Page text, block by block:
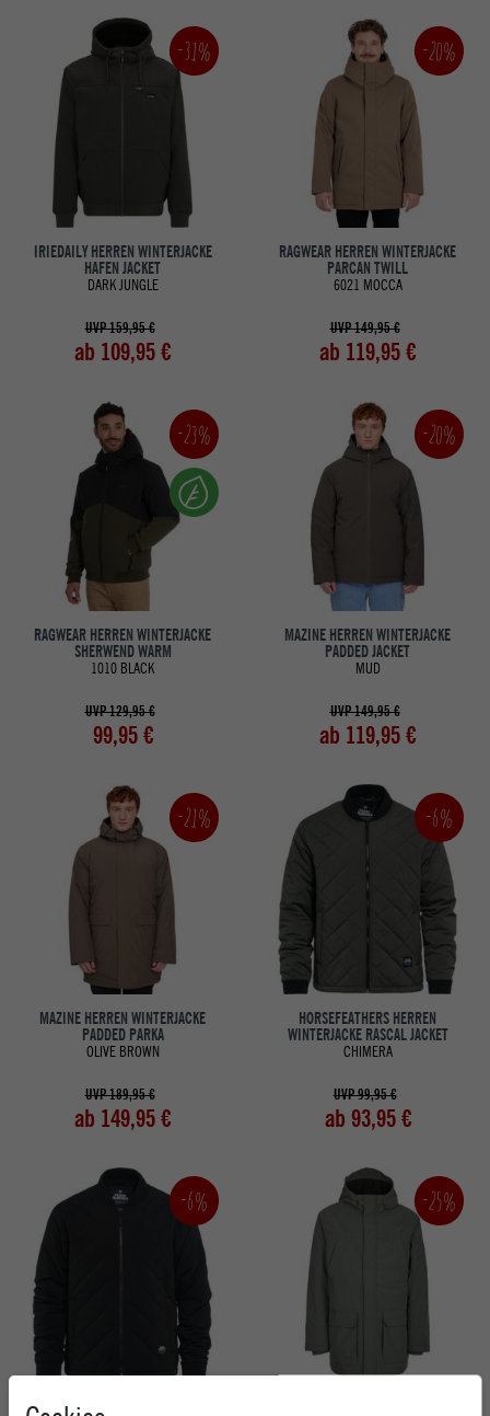
-31%
IRIEDAILY HERREN WINTERJACKE
HAFEN JACKET
DARK JUNGLE
UVP 159,95 €
ab 109,95 €
-20%
RAGWEAR HERREN WINTERJACKE
PARCAN TWILL
6021 MOCCA
UVP 149,95 €
ab 119,95 €
-23%
RAGWEAR HERREN WINTERJACKE
SHERWEND WARM
1010 BLACK
UVP 129,95 €
99,95 €
-20%
MAZINE HERREN WINTERJACKE
PADDED JACKET
MUD
UVP 149,95 €
ab 119,95 €
-21%
MAZINE HERREN WINTERJACKE
PADDED PARKA
OLIVE BROWN
UVP 189,95 €
ab 149,95 €
-6%
HORSEFEATHERS HERREN
WINTERJACKE RASCAL JACKET
CHIMERA
UVP 99,95 €
ab 93,95 €
-6%
HORSEFEATHERS HERREN
-25%